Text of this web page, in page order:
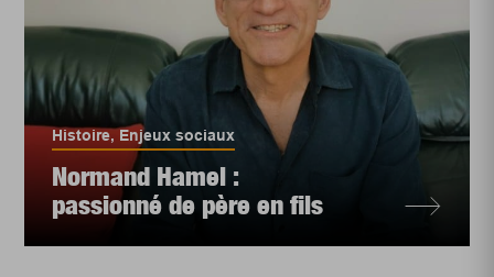
Histoire,Enjeux sociaux
Normand Hamel :
passionné de père en fils